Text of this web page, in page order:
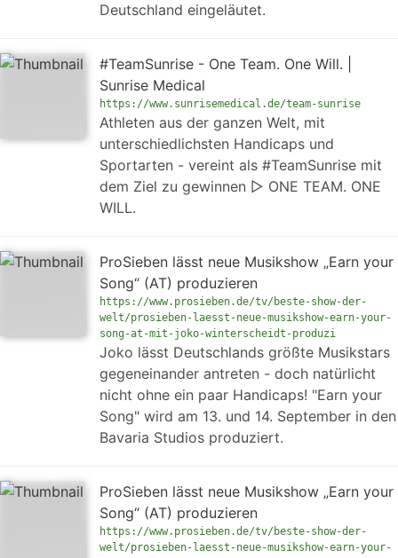
Deutschland eingeläutet.
#TeamSunrise - One Team. One Will. |
Sunrise Medical
https://www.sunrisemedical.de/team-sunrise
Athleten aus der ganzen Welt, mit
unterschiedlichsten Handicaps und
Sportarten - vereint als #TeamSunrise mit
dem Ziel zu gewinnen ▻ ONE TEAM. ONE
WILL.
ProSieben lässt neue Musikshow „Earn your
Song“ (AT) produzieren
https://www.prosieben.de/tv/beste-show-der-
welt/prosieben-laesst-neue-musikshow-earn-your-
song-at-mit-joko-winterscheidt-produzi
Joko lässt Deutschlands größte Musikstars
gegeneinander antreten - doch natürlicht
nicht ohne ein paar Handicaps! "Earn your
Song" wird am 13. und 14. September in den
Bavaria Studios produziert.
ProSieben lässt neue Musikshow „Earn your
Song“ (AT) produzieren
https://www.prosieben.de/tv/beste-show-der-
welt/prosieben-laesst-neue-musikshow-earn-your-